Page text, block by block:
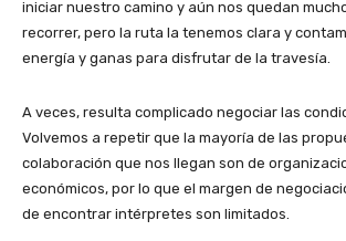
iniciar nuestro camino y aún nos quedan
recorrer, pero la ruta la tenemos clara y
energía y ganas para disfrutar de la travesía.
A veces, resulta complicado negociar las
Volvemos a repetir que la mayoría de las
colaboración que nos llegan son de
económicos, por lo que el margen de
de encontrar intérpretes son limitados.